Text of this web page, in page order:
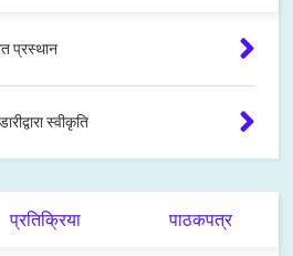
प्रस्थान
स्वीकृति
प्रतिक्रिया पाठकपत्र